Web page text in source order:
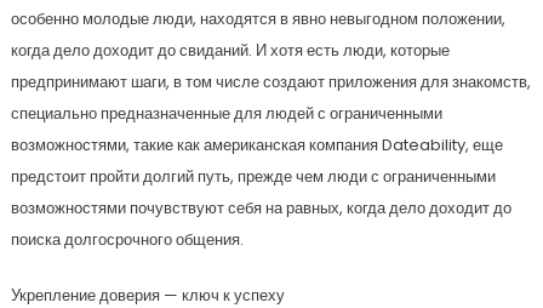
особенно молодые люди, находятся в явно невыгодном положении,
когда дело доходит до свиданий. И хотя есть люди, которые
предпринимают шаги, в том числе создают приложения для знакомств,
специально предназначенные для людей с ограниченными
возможностями, такие как американская компания Dateability, еще
предстоит пройти долгий путь, прежде чем люди с ограниченными
возможностями почувствуют себя на равных, когда дело доходит до
поиска долгосрочного общения.
Укрепление доверия — ключ к успеху